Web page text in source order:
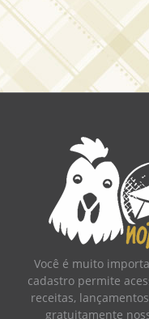
Você é muito
cadastro permite
receitas,
gratuitamente